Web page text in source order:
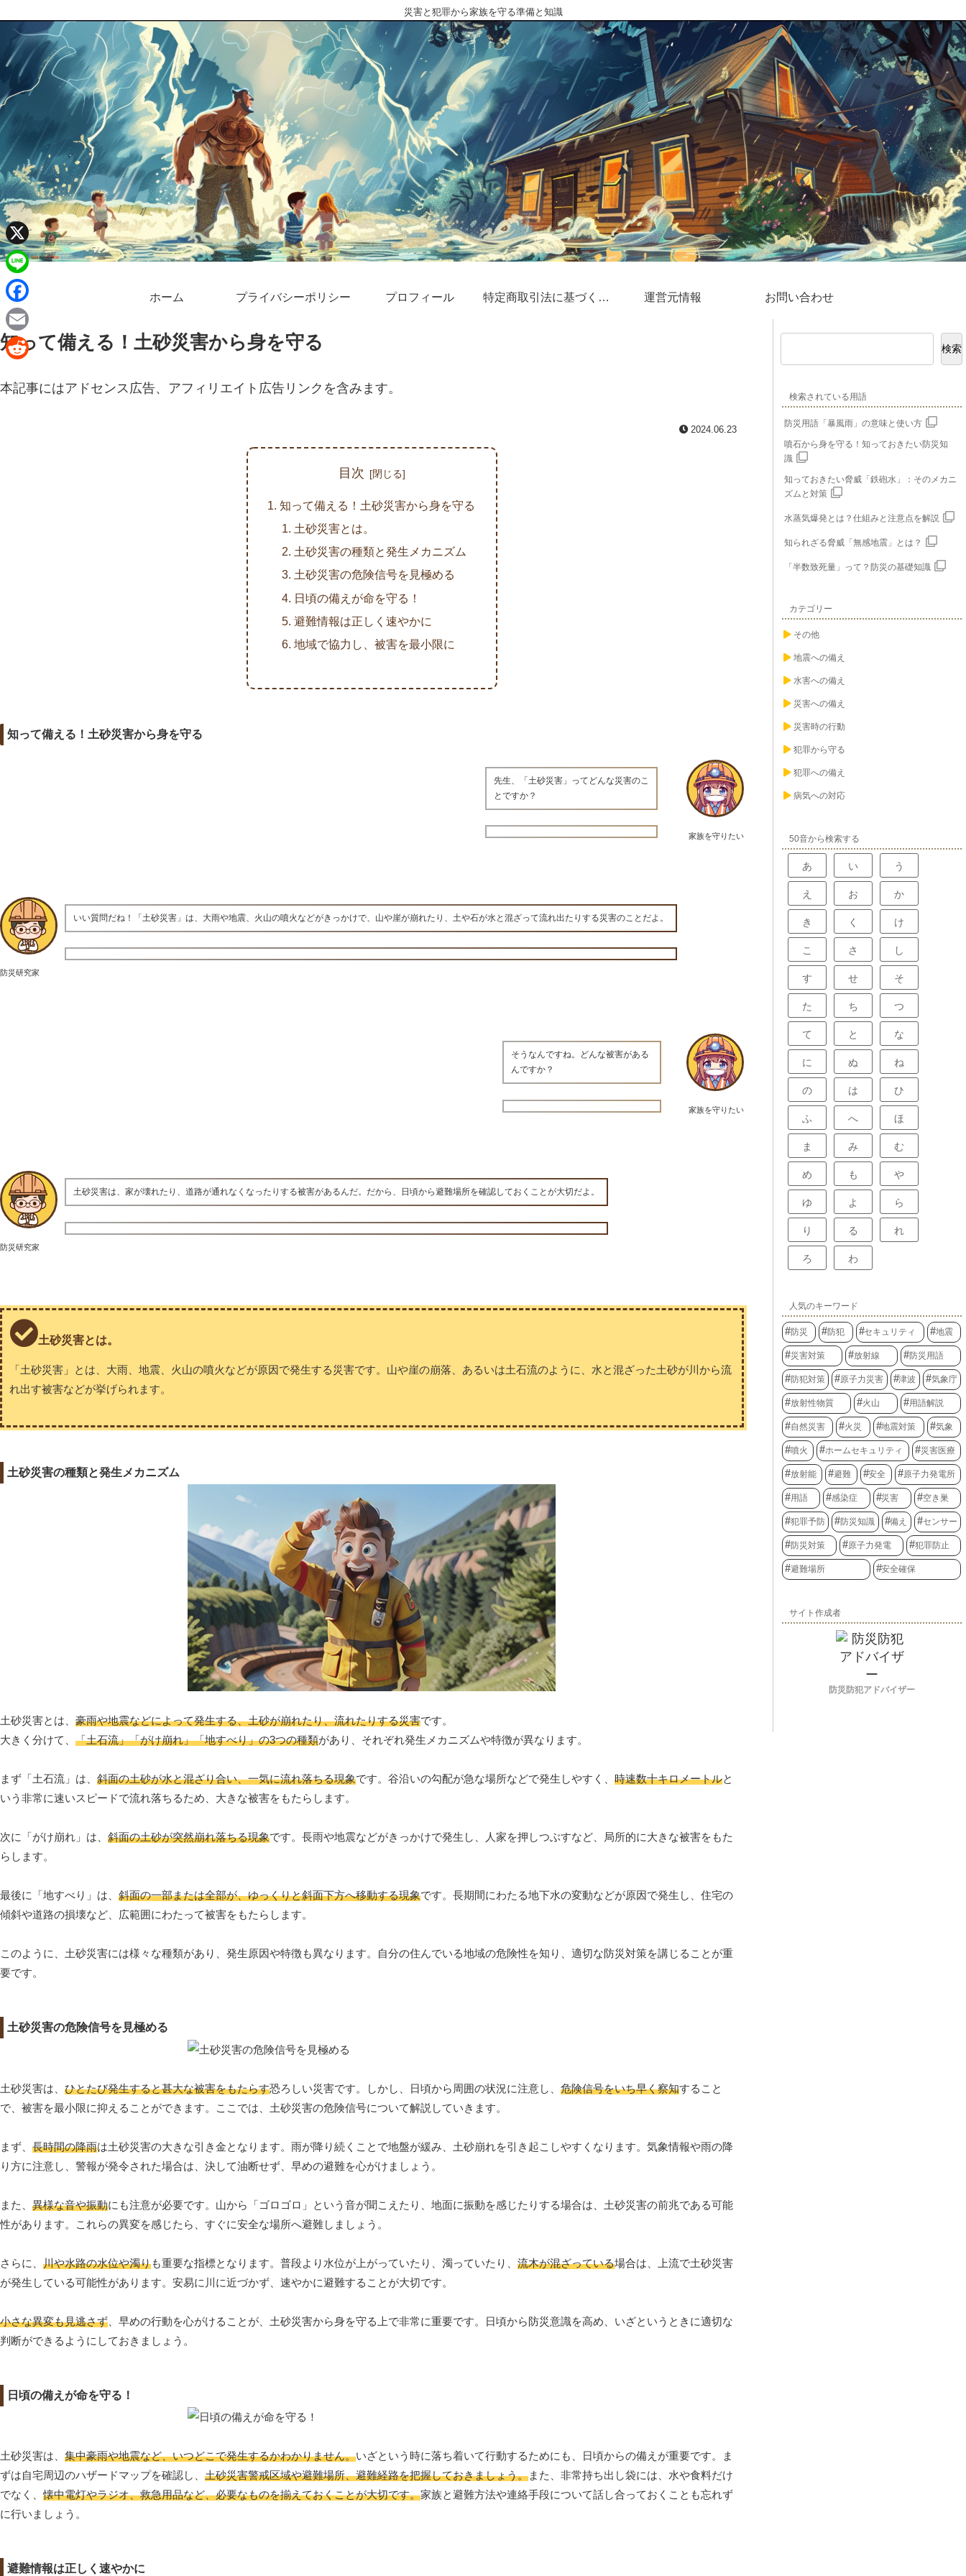
災害と犯罪から家族を守る準備と知識
ホーム プライバシーポリシー プロフィール 特定商取引法に基づく表記 運営元情報 お問い合わせ
知って備える！土砂災害から身を守る
本記事にはアドセンス広告、アフィリエイト広告リンクを含みます。
2024.06.23
目次
知って備える！土砂災害から身を守る
土砂災害とは。
土砂災害の種類と発生メカニズム
土砂災害の危険信号を見極める
日頃の備えが命を守る！
避難情報は正しく速やかに
地域で協力し、被害を最小限に
知って備える！土砂災害から身を守る
家族を守りたい
先生、「土砂災害」ってどんな災害のこ
とですか？
防災研究家
いい質問だね！「土砂災害」は、大雨や地震、火山の噴火などがきっかけで、山や崖が崩れたり、土や石が水と混ざって流れ出たりする災害のことだよ。
家族を守りたい
そうなんですね。どんな被害がある
んですか？
防災研究家
土砂災害は、家が壊れたり、道路が通れなくなったりする被害があるんだ。だから、日頃から避難場所を確認しておくことが大切だよ。
土砂災害とは。
「土砂災害」とは、大雨、地震、火山の噴火などが原因で発生する災害です。山や崖の崩落、あるいは土石流のように、水と混ざった土砂が川から流
れ出す被害などが挙げられます。
土砂災害の種類と発生メカニズム
土砂災害とは、 豪雨や地震などによって発生する、土砂が崩れたり、流れたりする災害です。
大きく分けて、 「土石流」「がけ崩れ」「地すべり」の3つの種類があり、それぞれ発生メカニズムや特徴が異なります。
まず「土石流」は、 斜面の土砂が水と混ざり合い、一気に流れ落ちる現象です。谷沿いの勾配が急な場所などで発生しやすく、 時速数十キロメートルと
いう非常に速いスピードで流れ落ちるため、大きな被害をもたらします。
次に「がけ崩れ」は、 斜面の土砂が突然崩れ落ちる現象です。長雨や地震などがきっかけで発生し、人家を押しつぶすなど、局所的に大きな被害をもた
らします。
最後に「地すべり」は、 斜面の一部または全部が、ゆっくりと斜面下方へ移動する現象です。長期間にわたる地下水の変動などが原因で発生し、住宅の
傾斜や道路の損壊など、広範囲にわたって被害をもたらします。
このように、土砂災害には様々な種類があり、発生原因や特徴も異なります。自分の住んでいる地域の危険性を知り、適切な防災対策を講じることが重
要です。
土砂災害の危険信号を見極める
土砂災害は、 ひとたび発生すると甚大な被害をもたらす恐ろしい災害です。しかし、日頃から周囲の状況に注意し、 危険信号をいち早く察知すること
で、被害を最小限に抑えることができます。ここでは、土砂災害の危険信号について解説していきます。
まず、 長時間の降雨は土砂災害の大きな引き金となります。雨が降り続くことで地盤が緩み、土砂崩れを引き起こしやすくなります。気象情報や雨の降
り方に注意し、警報が発令された場合は、決して油断せず、早めの避難を心がけましょう。
また、 異様な音や振動にも注意が必要です。山から「ゴロゴロ」という音が聞こえたり、地面に振動を感じたりする場合は、土砂災害の前兆である可能
性があります。これらの異変を感じたら、すぐに安全な場所へ避難しましょう。
さらに、 川や水路の水位や濁りも重要な指標となります。普段より水位が上がっていたり、濁っていたり、 流木が混ざっている場合は、上流で土砂災害
が発生している可能性があります。安易に川に近づかず、速やかに避難することが大切です。
小さな異変も見逃さず 、早めの行動を心がけることが、土砂災害から身を守る上で非常に重要です。日頃から防災意識を高め、いざというときに適切な
判断ができるようにしておきましょう。
日頃の備えが命を守る！
土砂災害は、 集中豪雨や地震など、いつどこで発生するかわかりません。いざという時に落ち着いて行動するためにも、日頃からの備えが重要です。ま
ずは自宅周辺のハザードマップを確認し、 土砂災害警戒区域や避難場所、避難経路を把握しておきましょう。また、非常持ち出し袋には、水や食料だけ
でなく、懐中電灯やラジオ、救急用品など、必要なものを揃えておくことが大切です。家族と避難方法や連絡手段について話し合っておくことも忘れず
に行いましょう。
避難情報は正しく速やかに
検索
検索されている用語
防災用語「暴風雨」の意味と使い方
噴石から身を守る！知っておきたい防災知
識
知っておきたい脅威「鉄砲水」：そのメカニ
ズムと対策
水蒸気爆発とは？仕組みと注意点を解説
知られざる脅威「無感地震」とは？
「半数致死量」って？防災の基礎知識
カテゴリー
その他
地震への備え
水害への備え
災害への備え
災害時の行動
犯罪から守る
犯罪への備え
病気への対応
50音から検索する
あ い う
え お か
き く け
こ さ し
す せ そ
た ち つ
て と な
に ぬ ね
の は ひ
ふ へ ほ
ま み む
め も や
ゆ よ ら
り る れ
ろ わ
人気のキーワード
防災 防犯 セキュリティ 地震
災害対策 放射線 防災用語
防犯対策 原子力災害 津波 気象庁
放射性物質 火山 用語解説
自然災害 火災 地震対策 気象
噴火 ホームセキュリティ 災害医療
放射能 避難 安全 原子力発電所
用語 感染症 災害 空き巣
犯罪予防 防災知識 備え センサー
防災対策 原子力発電 犯罪防止
避難場所 安全確保
サイト作成者
防災防犯アドバイザー
X
L
n
e
F
a
c
e
E
a
e